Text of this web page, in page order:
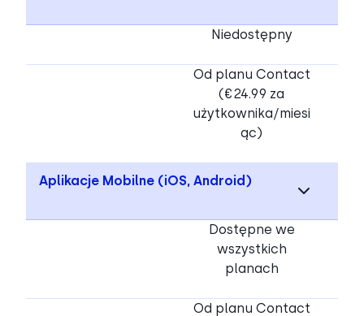
Niedostępny
Od planu Contact
(€24.99 za
użytkownika/miesi
ąc)
Aplikacje Mobilne (iOS, Android)
Dostępne we
wszystkich
planach
Od planu Contact